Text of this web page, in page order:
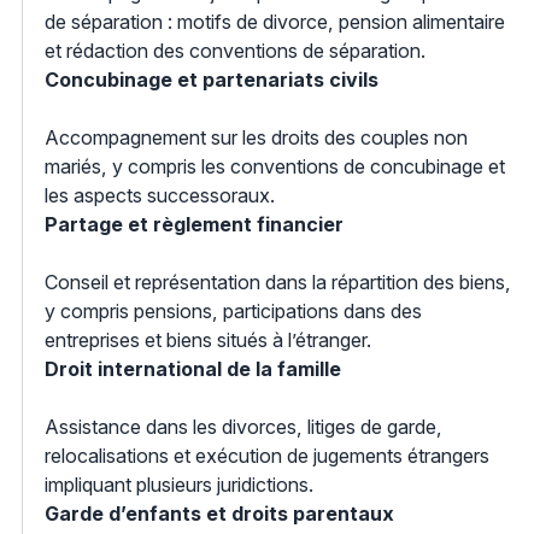
de séparation : motifs de divorce, pension alimentaire
et rédaction des conventions de séparation.
Concubinage et partenariats civils
Accompagnement sur les droits des couples non
mariés, y compris les conventions de concubinage et
les aspects successoraux.
Partage et règlement financier
Conseil et représentation dans la répartition des biens,
y compris pensions, participations dans des
entreprises et biens situés à l’étranger.
Droit international de la famille
Assistance dans les divorces, litiges de garde,
relocalisations et exécution de jugements étrangers
impliquant plusieurs juridictions.
Garde d’enfants et droits parentaux